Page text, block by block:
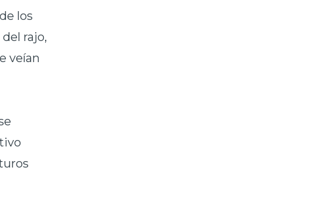
los
rajo,
veían